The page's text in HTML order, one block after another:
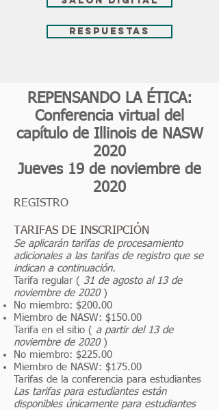
Respuestas
REPENSANDO LA ÉTICA:
Conferencia virtual del
capítulo de Illinois de NASW
2020
Jueves 19 de noviembre de
2020
REGISTRO
TARIFAS DE INSCRIPCIÓN
Se aplicarán tarifas de procesamiento
adicionales a las tarifas de registro que se
indican a continuación.
Tarifa regular ( 31 de agosto al 13 de
noviembre de 2020)
No miembro: $200.00
Miembro de NASW: $150.00
Tarifa en el sitio ( a partir del 13 de
noviembre de 2020)
No miembro: $225.00
Miembro de NASW: $175.00
Tarifas de la conferencia para estudiantes
Las tarifas para estudiantes están
disponibles únicamente para estudiantes